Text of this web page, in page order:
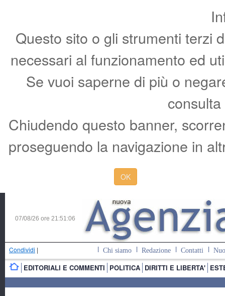
Questo sito o gli strumenti terzi
necessari al funzionamento ed
Se vuoi saperne di più o
Chiudendo questo banner,
proseguendo la navigazione in
OK
07/08/26 ore 21:51:06
Condividi | Chi siamo Redazione Contatti
EDITORIALI E COMMENTI POLITICA DIRITTI E LIBERTA'